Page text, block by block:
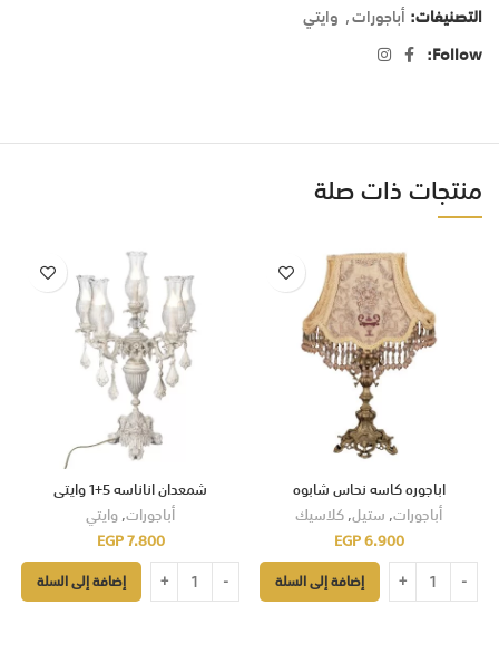
التصنيفات: أباجورات, وايتي
Follow:
منتجات ذات صلة
اباجوره كاسه نحاس شابوه
أباجورات,ستيل,كلاسيك
EGP6.900
إضافة إلى السلة
شمعدان اناناسه 5+1 وايتى
أباجورات,وايتي
EGP7.800
إضافة إلى السلة